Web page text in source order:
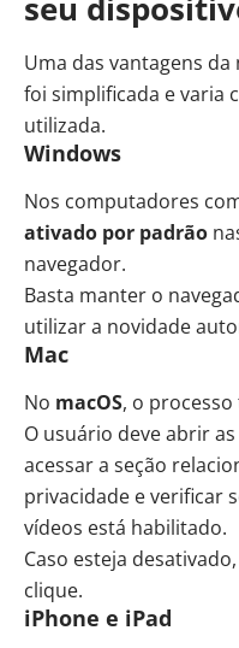
Uma das vantagens
foi simplificada e varia
utilizada.
Windows
Nos computadores
ativado por padrão
navegador.
Basta manter o
utilizar a novidade
Mac
No macOS, o
O usuário deve abrir as
acessar a seção
privacidade e verificar
vídeos está habilitado.
Caso esteja
clique.
iPhone e iPad